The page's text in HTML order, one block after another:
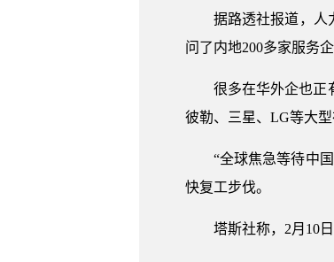
据路透社报道，
问了内地200多家服务
很多在华外企也正
彼勒、三星、LG等大型
“全球焦急等待中
快复工步伐。
塔斯社称，2月10